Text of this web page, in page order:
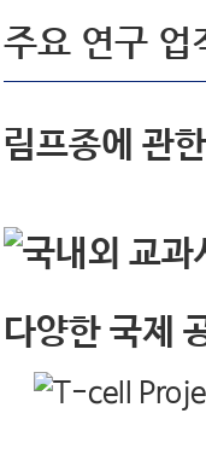
주요 연구 업
림프종에 관
다양한 국제